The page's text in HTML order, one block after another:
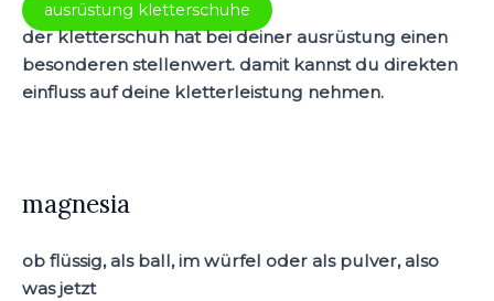
ausrüstung kletterschuhe
der kletterschuh hat bei deiner ausrüstung einen
besonderen stellenwert. damit kannst du direkten
einfluss auf deine kletterleistung nehmen.
magnesia
ob flüssig, als ball, im würfel oder als pulver, also
was jetzt